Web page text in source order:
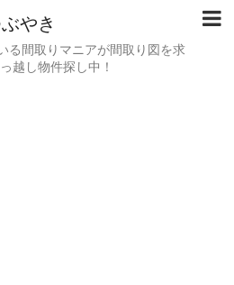
やき
る間取りマニアが間取り図を求
越し物件探し中！